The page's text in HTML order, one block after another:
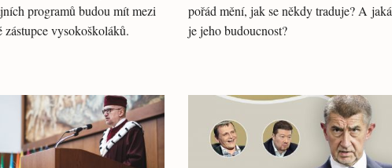
programů budou mít mezi
zástupce vysokoškoláků.
pořád mění, jak se někdy traduje? A jaká
je jeho budoucnost?